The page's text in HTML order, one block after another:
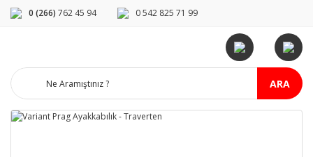
0 (266) 762 45 94 0 542 825 71 99
ARA